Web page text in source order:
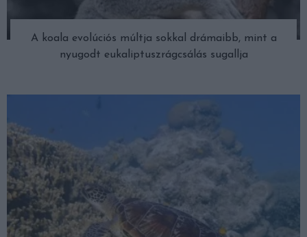
A koala evolúciós múltja sokkal drámaibb, mint a
nyugodt eukaliptuszrágcsálás sugallja